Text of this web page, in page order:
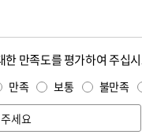
한 만족도를 평가하여 주십
만족 보통 불만족